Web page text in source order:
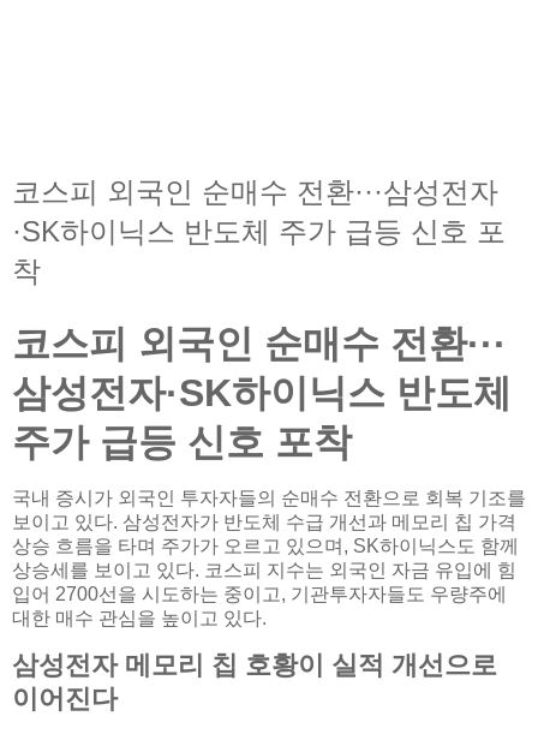
코스피 외국인 순매수 전환···삼성전자
·SK하이닉스 반도체 주가 급등 신호 포
착
코스피 외국인 순매수 전환···
삼성전자·SK하이닉스 반도체
주가 급등 신호 포착
국내 증시가 외국인 투자자들의 순매수 전환으로 회복 기조를
보이고 있다. 삼성전자가 반도체 수급 개선과 메모리 칩 가격
상승 흐름을 타며 주가가 오르고 있으며, SK하이닉스도 함께
상승세를 보이고 있다. 코스피 지수는 외국인 자금 유입에 힘
입어 2700선을 시도하는 중이고, 기관투자자들도 우량주에
대한 매수 관심을 높이고 있다.
삼성전자 메모리 칩 호황이 실적 개선으로
이어진다